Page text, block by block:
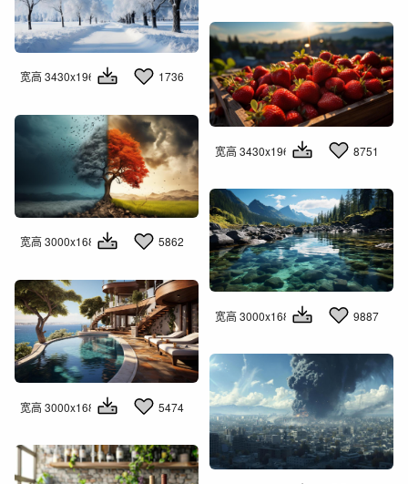
宽高 3430x1960 1736
宽高 3430x1960 8751
宽高 3000x1681 5862
宽高 3000x1681 9887
宽高 3000x1681 5474